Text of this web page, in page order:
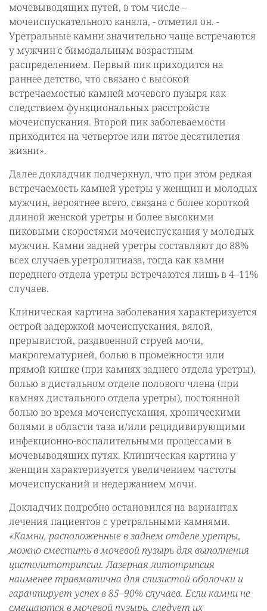
мочевыводящих путей, в том числе –
мочеиспускательного канала, - отметил он. -
Уретральные камни значительно чаще встречаются
у мужчин с бимодальным возрастным
распределением. Первый пик приходится на
раннее детство, что связано с высокой
встречаемостью камней мочевого пузыря как
следствием функциональных расстройств
мочеиспускания. Второй пик заболеваемости
приходится на четвертое или пятое десятилетия
жизни».
Далее докладчик подчеркнул, что при этом редкая
встречаемость камней уретры у женщин и молодых
мужчин, вероятнее всего, связана с более короткой
длиной женской уретры и более высокими
пиковыми скоростями мочеиспускания у молодых
мужчин. Камни задней уретры составляют до 88%
всех случаев уретролитиаза, тогда как камни
переднего отдела уретры встречаются лишь в 4–11%
случаев.
Клиническая картина заболевания характеризуется
острой задержкой мочеиспускания, вялой,
прерывистой, раздвоенной струей мочи,
макрогематурией, болью в промежности или
прямой кишке (при камнях заднего отдела уретры),
болью в дистальном отделе полового члена (при
камнях дистального отдела уретры), постоянной
болью во время мочеиспускания, хроническими
болями в области таза и/или рецидивирующими
инфекционно-воспалительными процессами в
мочевыводящих путях. Клиническая картина у
женщин характеризуется увеличением частоты
мочеиспусканий и недержанием мочи.
Докладчик подробно остановился на вариантах
лечения пациентов с уретральными камнями.
«Камни, расположенные в заднем отделе уретры,
можно сместить в мочевой пузырь для выполнения
цистолитотрипсии. Лазерная литотрипсия
наименее травматична для слизистой оболочки и
гарантирует успех в 85–90% случаев. Если камни не
смещаются в мочевой пузырь, следует их